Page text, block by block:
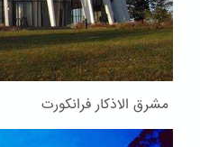
مشرق الاذکار فرانکورت